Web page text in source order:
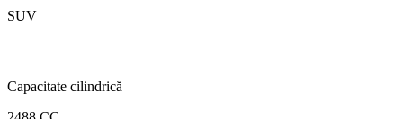
SUV
Capacitate cilindrică